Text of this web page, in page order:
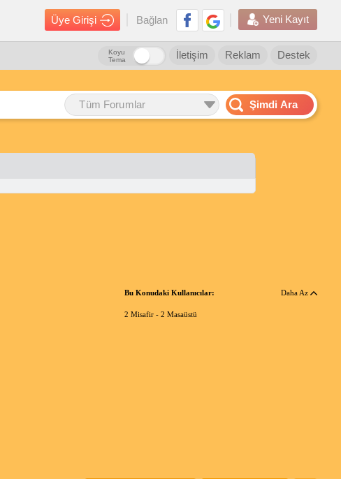
Üye Girişi Bağlan Yeni Kayıt
Destek
Reklam
İletişim
Koyu
Tema
Tüm Forumlar Şimdi Ara
Bu Konudaki Kullanıcılar: Daha Az
2 Misafir - 2 Masaüstü